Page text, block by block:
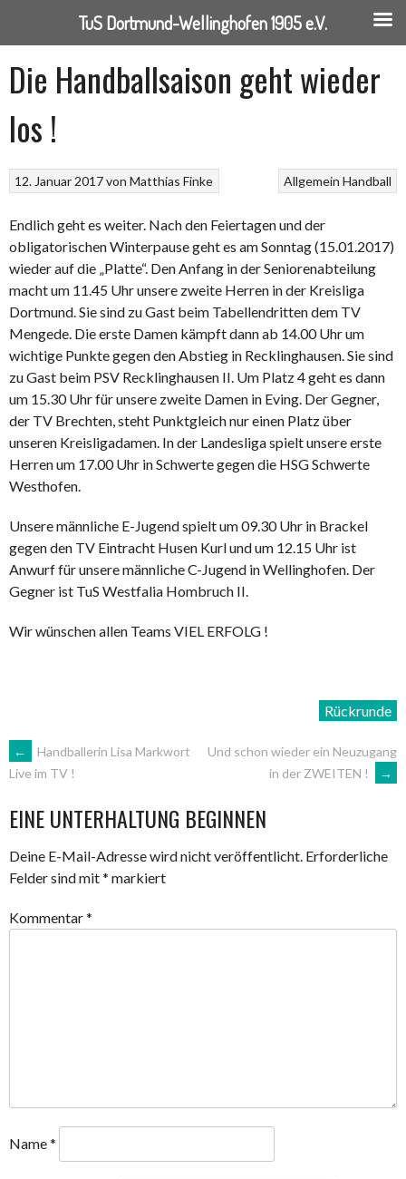
zum
Inhalt
Die Handballsaison geht wieder
los !
Allgemein Handball
12. Januar 2017vonMatthias Finke
Endlich geht es weiter. Nach den Feiertagen und der
obligatorischen Winterpause geht es am Sonntag (15.01.2017)
wieder auf die „Platte“. Den Anfang in der Seniorenabteilung
macht um 11.45 Uhr unsere zweite Herren in der Kreisliga
Dortmund. Sie sind zu Gast beim Tabellendritten dem TV
Mengede. Die erste Damen kämpft dann ab 14.00 Uhr um
wichtige Punkte gegen den Abstieg in Recklinghausen. Sie sind
zu Gast beim PSV Recklinghausen II. Um Platz 4 geht es dann
um 15.30 Uhr für unsere zweite Damen in Eving. Der Gegner,
der TV Brechten, steht Punktgleich nur einen Platz über
unseren Kreisligadamen. In der Landesliga spielt unsere erste
Herren um 17.00 Uhr in Schwerte gegen die HSG Schwerte
Westhofen.
Unsere männliche E-Jugend spielt um 09.30 Uhr in Brackel
gegen den TV Eintracht Husen Kurl und um 12.15 Uhr ist
Anwurf für unsere männliche C-Jugend in Wellinghofen. Der
Gegner ist TuS Westfalia Hombruch II.
Wir wünschen allen Teams VIEL ERFOLG !
Rückrunde
ARTIKEL-
NAVIGATION
←
Handballerin Lisa Markwort
Live im TV !
Und schon wieder ein Neuzugang
in der ZWEITEN !
→
EINE UNTERHALTUNG BEGINNEN
Deine E-Mail-Adresse wird nicht veröffentlicht. Erforderliche
Felder sind mit* markiert
Kommentar*
Name*
TuS Dortmund-Wellinghofen 1905 e.V.